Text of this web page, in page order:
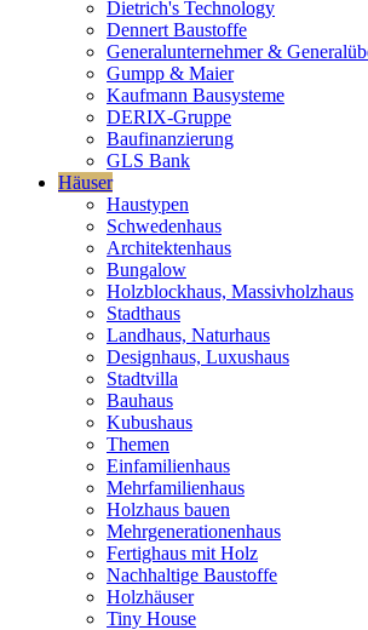
Dietrich's Technology
Dennert Baustoffe
Generalunternehmer &
Gumpp & Maier
Kaufmann Bausysteme
DERIX-Gruppe
Baufinanzierung
GLS Bank
Häuser
Haustypen
Schwedenhaus
Architektenhaus
Bungalow
Holzblockhaus, Massivholzhaus
Stadthaus
Landhaus, Naturhaus
Designhaus, Luxushaus
Stadtvilla
Bauhaus
Kubushaus
Themen
Einfamilienhaus
Mehrfamilienhaus
Holzhaus bauen
Mehrgenerationenhaus
Fertighaus mit Holz
Nachhaltige Baustoffe
Holzhäuser
Tiny House